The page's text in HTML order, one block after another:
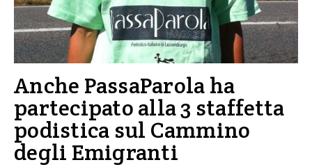
Anche PassaParola ha
partecipato alla 3 staffetta
podistica sul Cammino
degli Emigranti